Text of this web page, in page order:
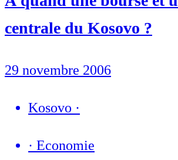
centrale du Kosovo ?
29 novembre 2006
Kosovo ·
· Economie